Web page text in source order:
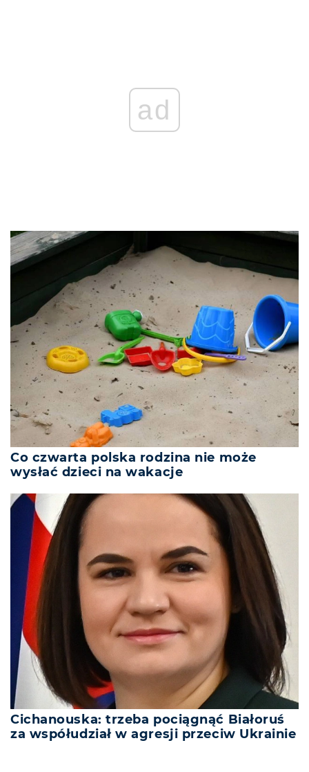
ad
Co czwarta polska rodzina nie może
wysłać dzieci na wakacje
Cichanouska: trzeba pociągnąć Białoruś
za współudział w agresji przeciw Ukrainie